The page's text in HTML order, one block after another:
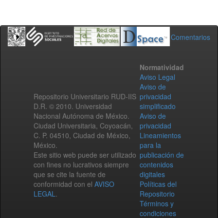
Comentarios
Repositorio Universitario RUD-IIS
D.R. © 2010. Universidad
Nacional Autónoma de México.
Ciudad Universitaria, Coyoacán,
C. P. 04510, Ciudad de México,
México.
Este sitio web puede ser utilizado
con fines no lucrativos siempre
que se cite la fuente de
conformidad con el AVISO
LEGAL.
Normatividad
Aviso Legal
Aviso de
privacidad
simplificado
Aviso de
privacidad
Lineamientos
para la
publicación de
contenidos
digitales
Políticas del
Repositorio
Términos y
condiciones